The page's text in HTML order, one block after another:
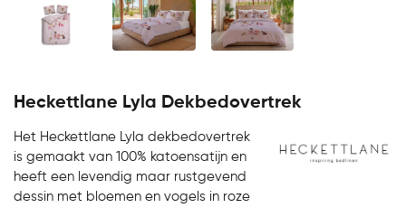
Heckettlane Lyla Dekbedovertrek
Het Heckettlane Lyla dekbedovertrek
is gemaakt van 100% katoensatijn en
heeft een levendig maar rustgevend
dessin met bloemen en vogels in roze